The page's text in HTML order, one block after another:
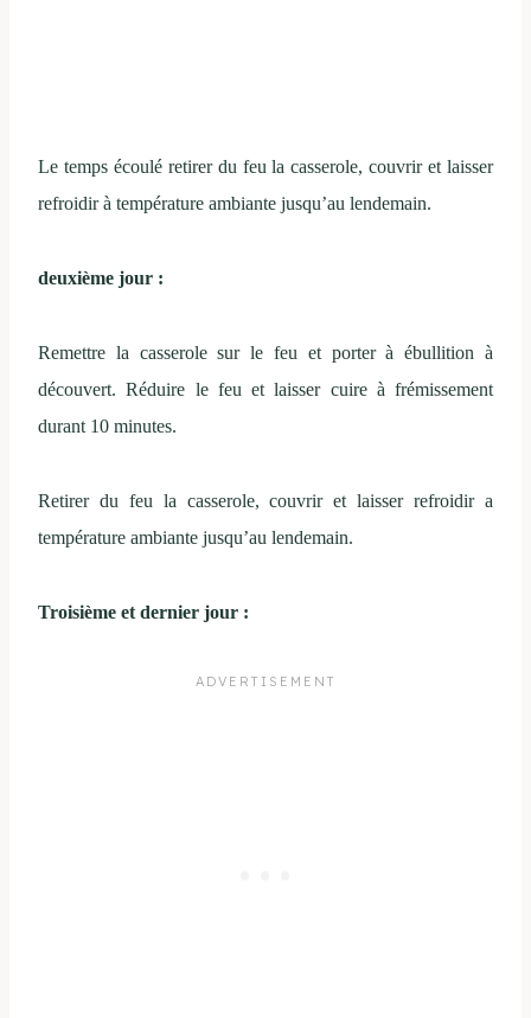
Le temps écoulé retirer du feu la casserole, couvrir et laisser
refroidir à température ambiante jusqu’au lendemain.
deuxième jour :
Remettre la casserole sur le feu et porter à ébullition à
découvert. Réduire le feu et laisser cuire à frémissement
durant 10 minutes.
Retirer du feu la casserole, couvrir et laisser refroidir a
température ambiante jusqu’au lendemain.
Troisième et dernier jour :